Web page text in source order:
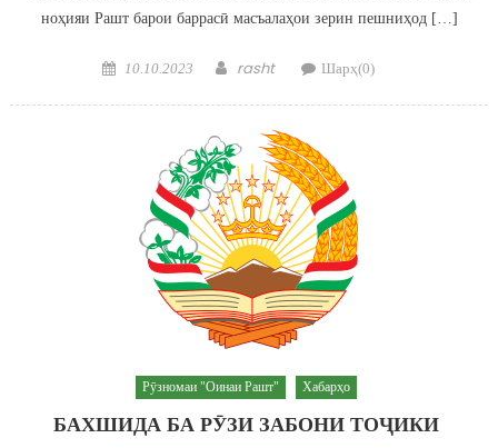
ноҳияи Рашт барои баррасӣ масъалаҳои зерин пешниҳод […]
Posted on
10.10.2023 Author
rasht Шарҳ(0)
Рӯзномаи "Оинаи Рашт" Хабарҳо
БАХШИДА БА РӮЗИ ЗАБОНИ ТОҶИКИ